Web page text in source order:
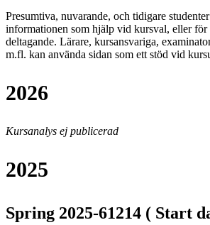
Presumtiva, nuvarande, och tidigare
informationen som hjälp vid kursval, eller för
deltagande. Lärare, kursansvariga,
m.fl. kan använda sidan som ett stöd vid
2026
Kursanalys ej publicerad
2025
Spring 2025-61214 ( Start